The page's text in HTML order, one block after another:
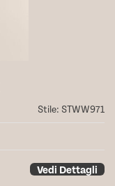
Stile: STWW971
Vedi Dettagli